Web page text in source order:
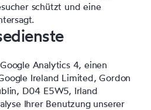
schützt und eine
Analytics 4, einen
Ireland Limited, Gordon
D04 E5W5, Irland
Ihrer Benutzung unserer